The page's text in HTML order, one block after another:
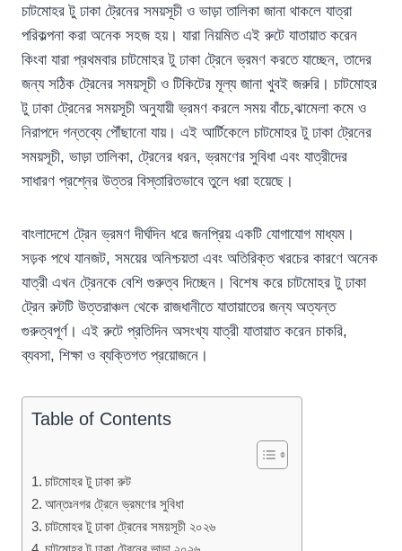
চাটমোহর টু ঢাকা ট্রেনের সময়সূচী ও ভাড়া তালিকা জানা থাকলে যাত্রা
পরিকল্পনা করা অনেক সহজ হয়। যারা নিয়মিত এই রুটে যাতায়াত করেন
কিংবা যারা প্রথমবার চাটমোহর টু ঢাকা ট্রেনে ভ্রমণ করতে যাচ্ছেন, তাদের
জন্য সঠিক ট্রেনের সময়সূচী ও টিকিটের মূল্য জানা খুবই জরুরি। চাটমোহর
টু ঢাকা ট্রেনের সময়সূচী অনুযায়ী ভ্রমণ করলে সময় বাঁচে,ঝামেলা কমে ও
নিরাপদে গন্তব্যে পৌঁছানো যায়। এই আর্টিকেলে চাটমোহর টু ঢাকা ট্রেনের
সময়সূচী, ভাড়া তালিকা, ট্রেনের ধরন, ভ্রমণের সুবিধা এবং যাত্রীদের
সাধারণ প্রশ্নের উত্তর বিস্তারিতভাবে তুলে ধরা হয়েছে।
বাংলাদেশে ট্রেন ভ্রমণ দীর্ঘদিন ধরে জনপ্রিয় একটি যোগাযোগ মাধ্যম।
সড়ক পথে যানজট, সময়ের অনিশ্চয়তা এবং অতিরিক্ত খরচের কারণে অনেক
যাত্রী এখন ট্রেনকে বেশি গুরুত্ব দিচ্ছেন। বিশেষ করে চাটমোহর টু ঢাকা
ট্রেন রুটটি উত্তরাঞ্চল থেকে রাজধানীতে যাতায়াতের জন্য অত্যন্ত
গুরুত্বপূর্ণ। এই রুটে প্রতিদিন অসংখ্য যাত্রী যাতায়াত করেন চাকরি,
ব্যবসা, শিক্ষা ও ব্যক্তিগত প্রয়োজনে।
Table of Contents
চাটমোহর টু ঢাকা রুট
আন্তঃনগর ট্রেনে ভ্রমণের সুবিধা
চাটমোহর টু ঢাকা ট্রেনের সময়সূচী ২০২৬